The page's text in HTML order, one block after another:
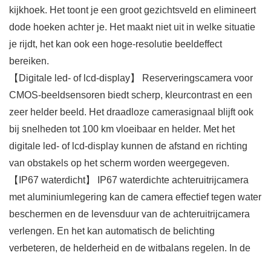
kijkhoek. Het toont je een groot gezichtsveld en elimineert
dode hoeken achter je. Het maakt niet uit in welke situatie
je rijdt, het kan ook een hoge-resolutie beeldeffect
bereiken.
【Digitale led- of lcd-display】 Reserveringscamera voor
CMOS-beeldsensoren biedt scherp, kleurcontrast en een
zeer helder beeld. Het draadloze camerasignaal blijft ook
bij snelheden tot 100 km vloeibaar en helder. Met het
digitale led- of lcd-display kunnen de afstand en richting
van obstakels op het scherm worden weergegeven.
【IP67 waterdicht】 IP67 waterdichte achteruitrijcamera
met aluminiumlegering kan de camera effectief tegen water
beschermen en de levensduur van de achteruitrijcamera
verlengen. En het kan automatisch de belichting
verbeteren, de helderheid en de witbalans regelen. In de